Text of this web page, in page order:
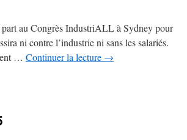
au Congrès IndustriALL à Sydney pour
ni contre l’industrie ni sans les salariés.
… Continuer la lecture →